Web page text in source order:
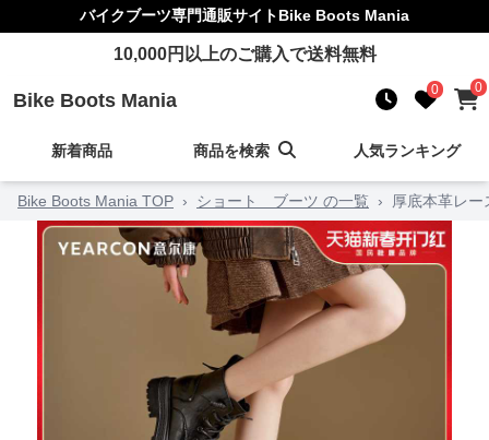
バイクブーツ専門通販サイトBike Boots Mania
10,000円以上のご購入で送料無料
Bike Boots Mania 0 0
新着商品 商品を検索 人気ランキング
Bike Boots Mania TOP › ショート ブーツ の一覧 › 厚底本革レ